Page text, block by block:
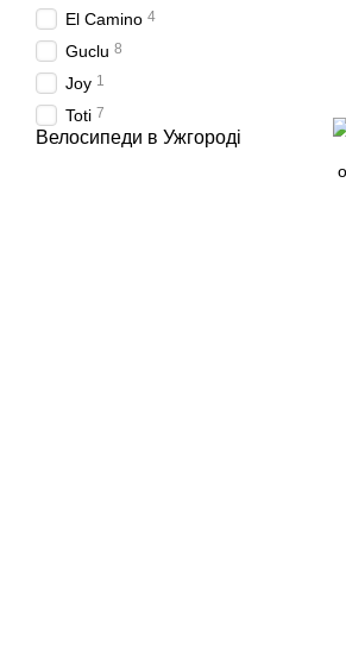
El Camino 4
Guclu 8
Joy 1
Toti 7
Велосипеди в Ужгороді